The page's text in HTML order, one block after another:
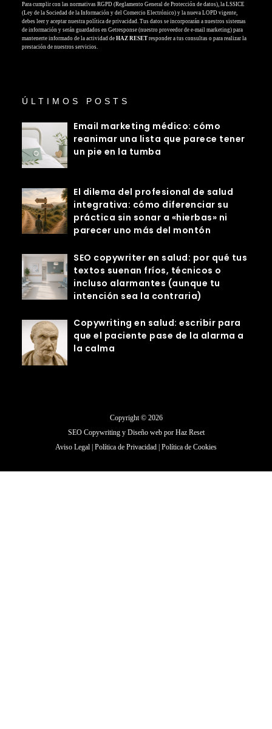
Para cumplir con las normativas RGPD (Reglamento General de Protección de datos), la LSSICE
(Ley de la Sociedad de la Información y del Comercio Electrónico) y la nueva LOPD vigente,
debes leer y aceptar nuestra política de privacidad. Tus datos se incorporarán a nuestros sistemas
de información y serán guardados en Getresponse (nuestro proveedor de e-mail marketing) para
mantenerte informado de la actividad de HAZ RESETresponder a tus consultas o para realizar la
prestación de nuestros servicios.
ÚLTIMOS POSTS
Email marketing médico: cómo
reanimar una lista que parece tener
un pie en la tumba
El dilema del profesional de salud
integrativa: cómo diferenciar su
práctica sin sonar a «hierbas» ni
parecer uno más del montón
SEO copywriter en salud: por qué tus
textos suenan fríos, técnicos o
incluso alarmantes (aunque tu
intención sea la contraria)
Copywriting en salud: escribir para
que el paciente pase de la alarma a
la calma
Copyright © 2026
SEO Copywriting y Diseño web por Haz Reset
Aviso Legal | Política de Privacidad | Política de Cookies